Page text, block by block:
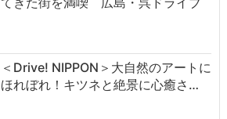
＜Drive! NIPPON＞大自然のアートに
ほれぼれ！キツネと絶景に心癒さ…